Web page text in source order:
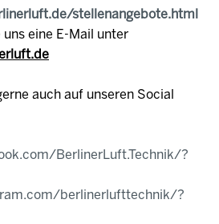
stellenangebote.html
eine E-Mail unter
auch auf unseren Social
BerlinerLuft.Technik/?
berlinerlufttechnik/?